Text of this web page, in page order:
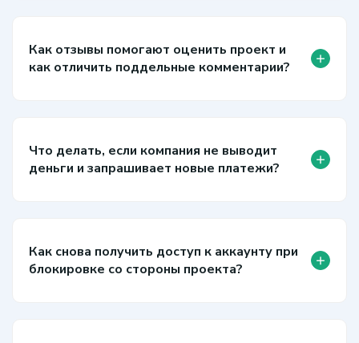
Как отзывы помогают оценить проект и
как отличить поддельные комментарии?
+
Что делать, если компания не выводит
деньги и запрашивает новые платежи?
+
Как снова получить доступ к аккаунту при
блокировке со стороны проекта?
+